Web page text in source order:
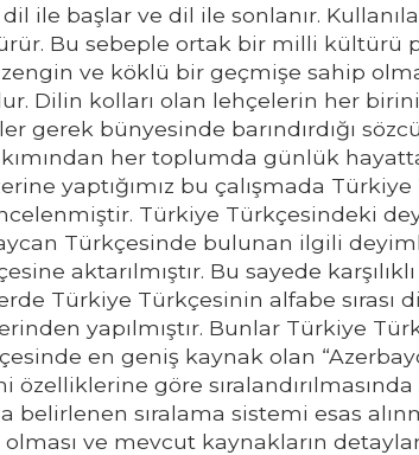
dil ile başlar ve dil ile sonlanır.
Bu sebeple ortak bir milli
ve köklü bir geçmişe sahip
Dilin kolları olan lehçelerin her
gerek bünyesinde barındırdığı
her toplumda günlük
yaptığımız bu çalışmada
Türkiye Türkçesindeki
Türkçesinde bulunan ilgili
aktarılmıştır. Bu sayede
Türkiye Türkçesinin alfabe sırası
yapılmıştır. Bunlar Türkiye
en geniş kaynak olan
göre
belirlenen sıralama sistemi esas
olması ve mevcut kaynakların